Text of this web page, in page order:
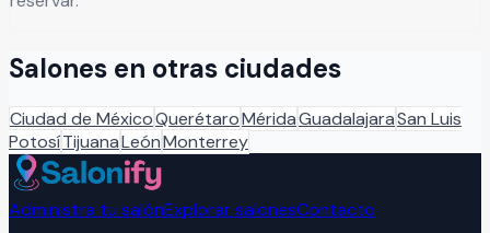
Salones en otras ciudades
Ciudad de MéxicoQuerétaroMéridaGuadalajaraSan Luis
PotosíTijuanaLeónMonterrey
Administra tu salónExplorar salonesContacto